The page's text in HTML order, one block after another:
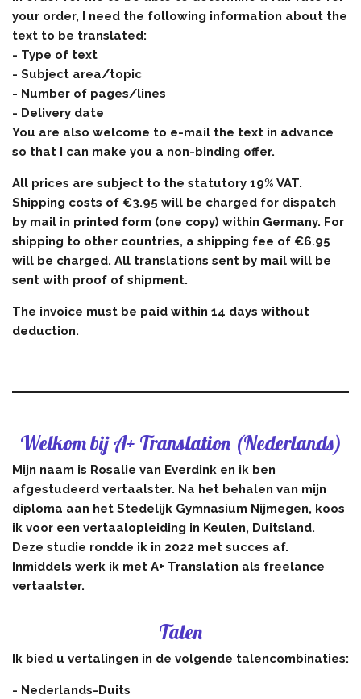
your order, I need the following information about the
text to be translated:
- Type of text
- Subject area/topic
- Number of pages/lines
- Delivery date
You are also welcome to e-mail the text in advance
so that I can make you a non-binding offer.
All prices are subject to the statutory 19% VAT.
Shipping costs of €3.95 will be charged for dispatch
by mail in printed form (one copy) within Germany. For
shipping to other countries, a shipping fee of €6.95
will be charged. All translations sent by mail will be
sent with proof of shipment.
The invoice must be paid within 14 days without
deduction.
Welkom bij A+ Translation (Nederlands)
Mijn naam is Rosalie van Everdink en ik ben
afgestudeerd vertaalster. Na het behalen van mijn
diploma aan het Stedelijk Gymnasium Nijmegen, koos
ik voor een vertaalopleiding in Keulen, Duitsland.
Deze studie rondde ik in 2022 met succes af.
Inmiddels werk ik met A+ Translation als freelance
vertaalster.
Talen
Ik bied u vertalingen in de volgende talencombinaties:
- Nederlands-Duits